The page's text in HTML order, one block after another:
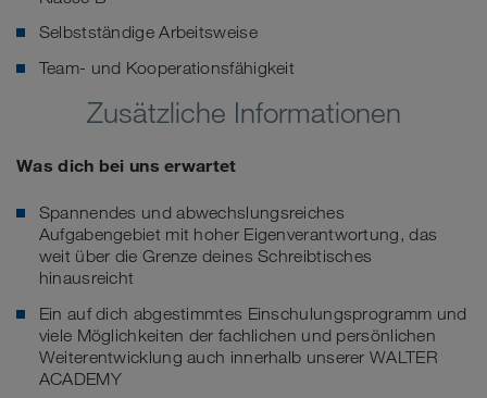
Selbstständige Arbeitsweise
Team- und Kooperationsfähigkeit
Zusätzliche Informationen
Was dich bei uns erwartet
Spannendes und abwechslungsreiches
Aufgabengebiet mit hoher Eigenverantwortung, das
weit über die Grenze deines Schreibtisches
hinausreicht
Ein auf dich abgestimmtes Einschulungsprogramm und
viele Möglichkeiten der fachlichen und persönlichen
Weiterentwicklung auch innerhalb unserer WALTER
ACADEMY